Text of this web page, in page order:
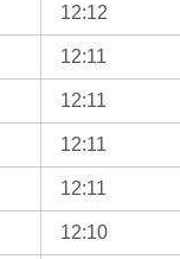
12:12
12:11
12:11
12:11
12:11
12:10